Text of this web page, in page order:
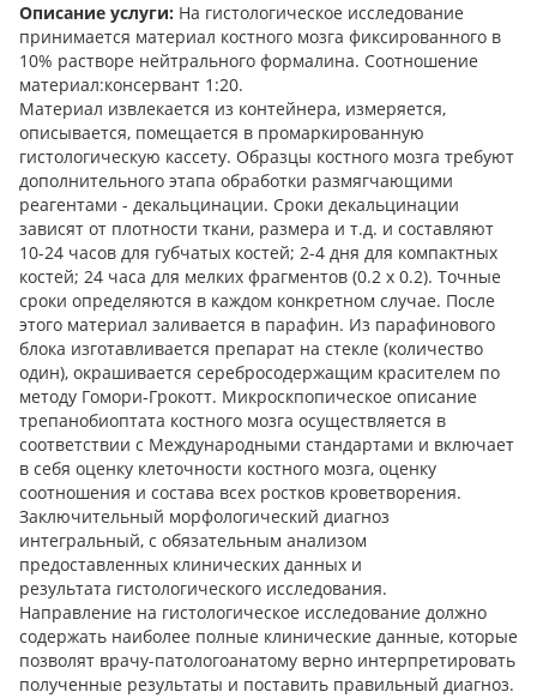
Описание услуги: На гистологическое исследование
принимается материал костного мозга фиксированного в
10% растворе нейтрального формалина. Соотношение
материал:консервант 1:20.
Материал извлекается из контейнера, измеряется,
описывается, помещается в промаркированную
гистологическую кассету. Образцы костного мозга требуют
дополнительного этапа обработки размягчающими
реагентами - декальцинации. Сроки декальцинации
зависят от плотности ткани, размера и т.д. и составляют
10-24 часов для губчатых костей; 2-4 дня для компактных
костей; 24 часа для мелких фрагментов (0.2 х 0.2). Точные
сроки определяются в каждом конкретном случае. После
этого материал заливается в парафин. Из парафинового
блока изготавливается препарат на стекле (количество
один), окрашивается серебросодержащим красителем по
методу Гомори-Грокотт. Микроскпопическое описание
трепанобиоптата костного мозга осуществляется в
соответствии с Международными стандартами и включает
в себя оценку клеточности костного мозга, оценку
соотношения и состава всех ростков кроветворения.
Заключительный морфологический диагноз
интегральный, с обязательным анализом
предоставленных клинических данных и
результата гистологического исследования.
Направление на гистологическое исследование должно
содержать наиболее полные клинические данные, которые
позволят врачу-патологоанатому верно интерпретировать
полученные результаты и поставить правильный диагноз.